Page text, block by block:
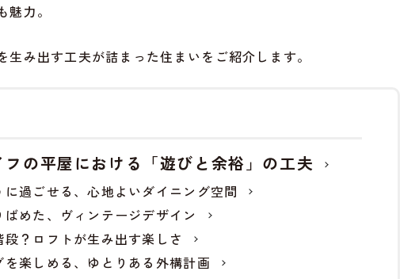
力。
み出す工夫が詰まった住まいをご紹介します。
の平屋における「遊びと余裕」の工夫
に過ごせる、心地よいダイニング空間
めた、ヴィンテージデザイン
？ロフトが生み出す楽しさ
を楽しめる、ゆとりある外構計画